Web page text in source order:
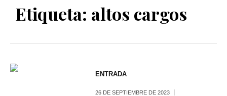
Etiqueta: altos cargos
ENTRADA
26 DE SEPTIEMBRE DE 2023